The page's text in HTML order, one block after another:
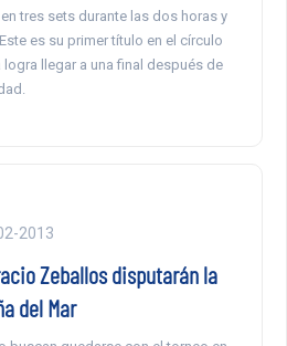
tres sets durante las dos horas y
es su primer título en el círculo
logra llegar a una final después de
2013
Zeballos disputarán la
del Mar